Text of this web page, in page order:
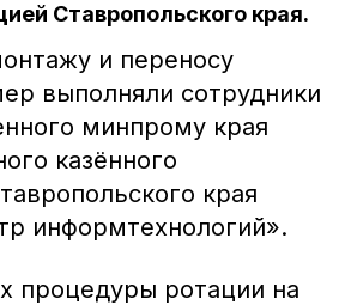
Ставропольского края.
и переносу
выполняли сотрудники
минпрому края
казённого
края
информтехнологий».
процедуры ротации на